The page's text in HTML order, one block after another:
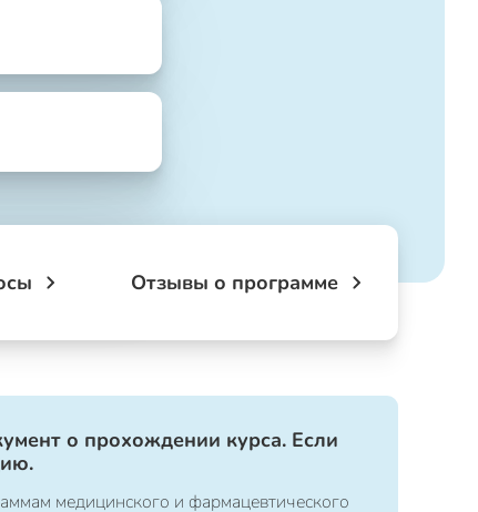
Отзывы о программе
о прохождении курса. Если
медицинского и фармацевтического